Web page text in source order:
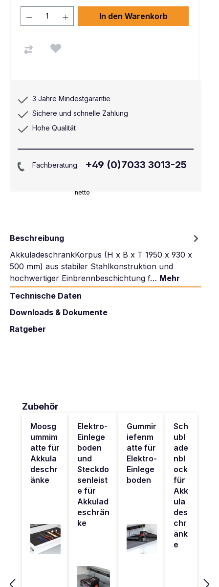
netto
In den Warenkorb
3 Jahre Mindestgarantie
Sichere und schnelle Zahlung
Hohe Qualität
Fachberatung +49 (0)7033 3013-25
Beschreibung
AkkuladeschrankKorpus (H x B x T 1950 x 930 x
500 mm) aus stabiler Stahlkonstruktion und
hochwertiger Einbrennbeschichtung f… Mehr
Technische Daten
Downloads & Dokumente
Ratgeber
Produktgalerie überspringen
Zubehör
Moosg
ummim
atte für
Akkula
deschr
änke
Elektro-
Einlege
boden
und
Steckdo
senleist
e für
Akkulad
eschrän
ke
Gummir
iefenm
atte für
Elektro-
Einlege
boden
Sch
ubl
ade
nbl
ock
für
Akk
ula
des
chr
änk
e